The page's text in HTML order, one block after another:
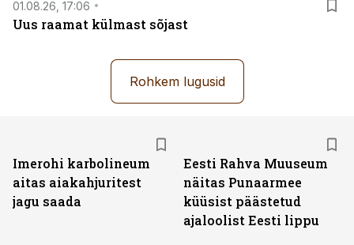
01.08.26, 17:06
Uus raamat külmast sõjast
Rohkem lugusid
Imerohi karbolineum
aitas aiakahjuritest
jagu saada
Eesti Rahva Muuseum
näitas Punaarmee
küüsist päästetud
ajaloolist Eesti lippu